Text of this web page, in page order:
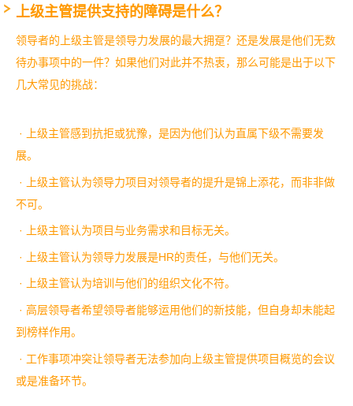
上级主管提供支持的障碍是什么？
领导者的上级主管是领导力发展的最大拥趸？还是发展是他们无数
待办事项中的一件？如果他们对此并不热衷，那么可能是出于以下
几大常见的挑战：
· 上级主管感到抗拒或犹豫，是因为他们认为直属下级不需要发
展。
· 上级主管认为领导力项目对领导者的提升是锦上添花，而非非做
不可。
· 上级主管认为项目与业务需求和目标无关。
· 上级主管认为领导力发展是HR的责任，与他们无关。
· 上级主管认为培训与他们的组织文化不符。
· 高层领导者希望领导者能够运用他们的新技能，但自身却未能起
到榜样作用。
· 工作事项冲突让领导者无法参加向上级主管提供项目概览的会议
或是准备环节。